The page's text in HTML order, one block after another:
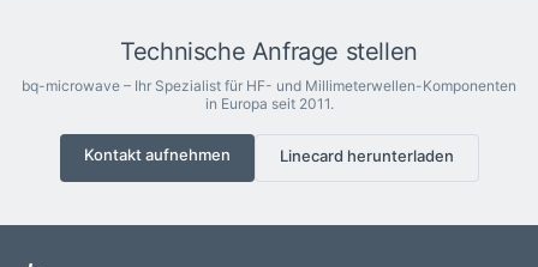
Technische Anfrage stellen
bq-microwave – Ihr Spezialist für HF- und Millimeterwellen-Komponenten
in Europa seit 2011.
Kontakt aufnehmen Linecard herunterladen